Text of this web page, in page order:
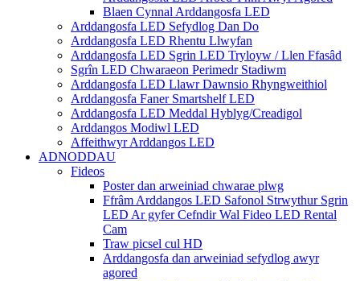
Blaen Cynnal Arddangosfa LED
Arddangosfa LED Sefydlog Dan Do
Arddangosfa LED Rhentu Llwyfan
Arddangosfa LED Sgrin LED Tryloyw / Llen Ffasâd
Sgrîn LED Chwaraeon Perimedr Stadiwm
Arddangosfa LED Llawr Dawnsio Rhyngweithiol
Arddangosfa Faner Smartshelf LED
Arddangosfa LED Meddal Hyblyg/Creadigol
Arddangos Modiwl LED
Affeithwyr Arddangos LED
ADNODDAU
Fideos
Poster dan arweiniad chwarae plwg
Ffrâm Arddangos LED Safonol Strwythur Sgrin
LED Ar gyfer Cefndir Wal Fideo LED Rental
Cam
Traw picsel cul HD
Arddangosfa dan arweiniad sefydlog awyr
agored